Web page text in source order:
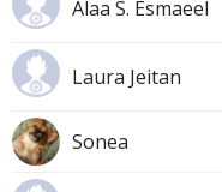
Alaa S. Esmaeel
Laura Jeitan
Sonea